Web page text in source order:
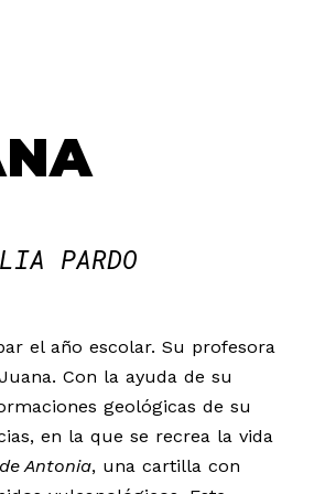
PARDO
el año escolar. Su profesora
Con la ayuda de su
geológicas de su
en la que se recrea la vida
Antonia, una cartilla con